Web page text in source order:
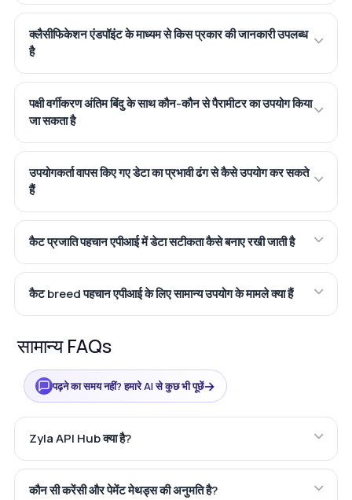
क्लैसीफिकेशन एंडपॉइंट के माध्यम से किस प्रकार की जानकारी उपलब्ध
है
पक्षी वर्गीकरण अंतिम बिंदु के साथ कौन-कौन से पैरामीटर का उपयोग किया
जा सकता है
उपयोगकर्ता वापस किए गए डेटा का प्रभावी ढंग से कैसे उपयोग कर सकते
हैं
कैट प्रजाति पहचान एपीआई में डेटा सटीकता कैसे बनाए रखी जाती है
कैट breed पहचान एपीआई के लिए सामान्य उपयोग के मामले क्या हैं
सामान्य FAQs
पढ़ने का समय नहीं? हमारे AI से कुछ भी पूछें→
Zyla API Hub क्या है?
कौन सी करेंसी और पेमेंट मेथड्स की अनुमति है?